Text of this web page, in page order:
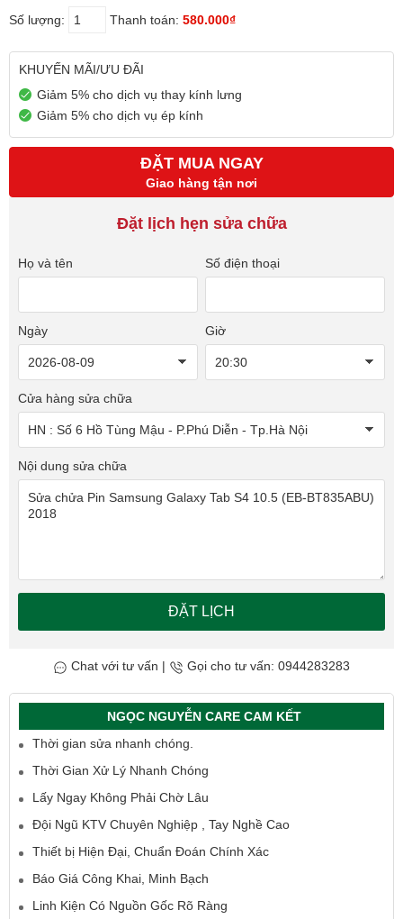
Số lượng: Thanh toán: 580.000₫
KHUYẾN MÃI/ƯU ĐÃI
Giảm 5% cho dịch vụ thay kính lưng
Giảm 5% cho dịch vụ ép kính
ĐẶT MUA NGAY
Giao hàng tận nơi
Đặt lịch hẹn sửa chữa
Họ và tên Số điện thoại
Ngày Giờ
Cửa hàng sửa chữa
Nội dung sửa chữa
ĐẶT LỊCH
Chat với tư vấn | Gọi cho tư vấn: 0944283283
NGỌC NGUYỄN CARE CAM KẾT
Thời gian sửa nhanh chóng.
Thời Gian Xử Lý Nhanh Chóng
Lấy Ngay Không Phải Chờ Lâu
Đội Ngũ KTV Chuyên Nghiệp , Tay Nghề Cao
Thiết bị Hiện Đại, Chuẩn Đoán Chính Xác
Báo Giá Công Khai, Minh Bạch
Linh Kiện Có Nguồn Gốc Rõ Ràng